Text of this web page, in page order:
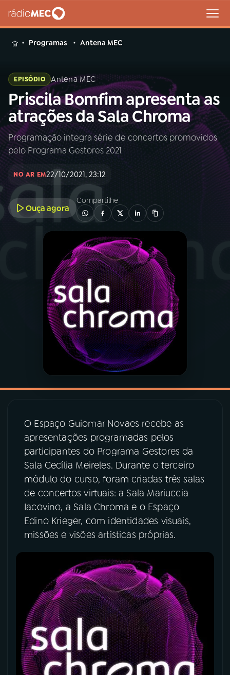
MENU
Buscar
na
Rádio
MEC
Buscar
Início
01INÍCIO
PROGRAMAÇÃO
PROGRAMAS
PODCASTS
VIDEOCASTS
07ÚLTIMAS
08PRÊMIO RÁDIO MEC
ACOMPANHE A RÁDIO MEC
YouTube Facebook
Instagram X
TikTok
Programas Antena MEC
EPISÓDIO Antena MEC
Priscila Bomfim apresenta as
atrações da Sala Chroma
Programação integra série de concertos promovidos
pelo Programa Gestores 2021
NO AR EM22/10/2021, 23:12
Ouça agora
Compartilhe
O Espaço Guiomar Novaes recebe as
apresentações programadas pelos
participantes do Programa Gestores da
Sala Cecília Meireles. Durante o terceiro
módulo do curso, foram criadas três salas
de concertos virtuais: a Sala Mariuccia
Iacovino, a Sala Chroma e o Espaço
Edino Krieger, com identidades visuais,
missões e visões artísticas próprias.